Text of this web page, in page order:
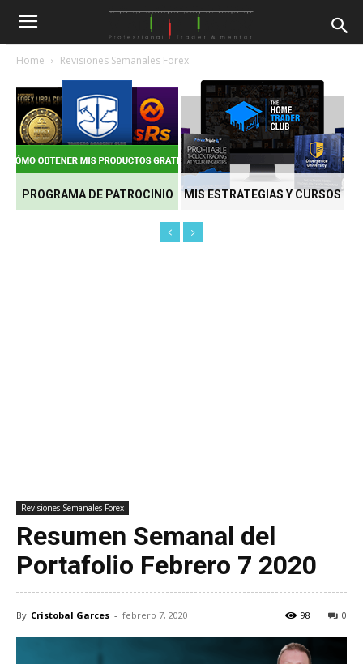
Home Revisiones Semanales Forex
PROGRAMA DE PATROCINIO MIS ESTRATEGIAS Y CURSOS
Revisiones Semanales Forex
Resumen Semanal del
Portafolio Febrero 7 2020
By Cristobal Garces - febrero 7, 2020 0
98